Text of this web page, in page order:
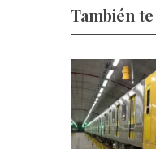
También